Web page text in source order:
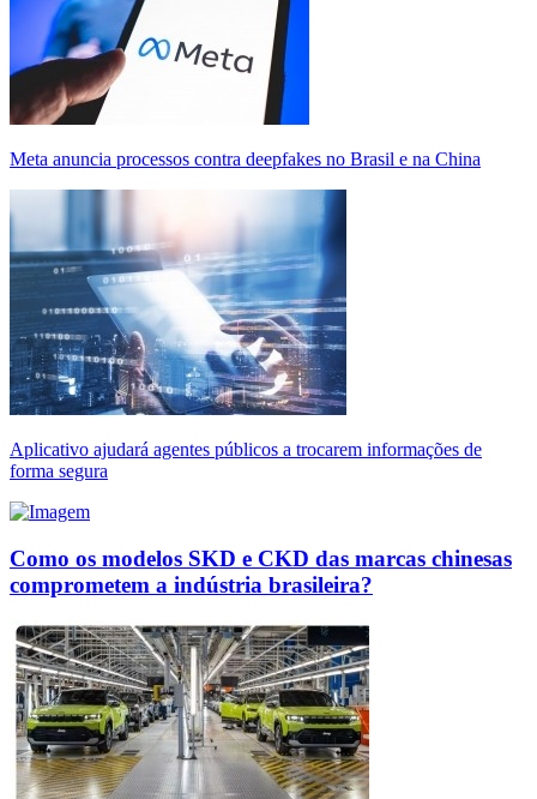
Meta anuncia processos contra deepfakes no Brasil e na China
Aplicativo ajudará agentes públicos a trocarem informações de
forma segura
Como os modelos SKD e CKD das marcas chinesas
comprometem a indústria brasileira?